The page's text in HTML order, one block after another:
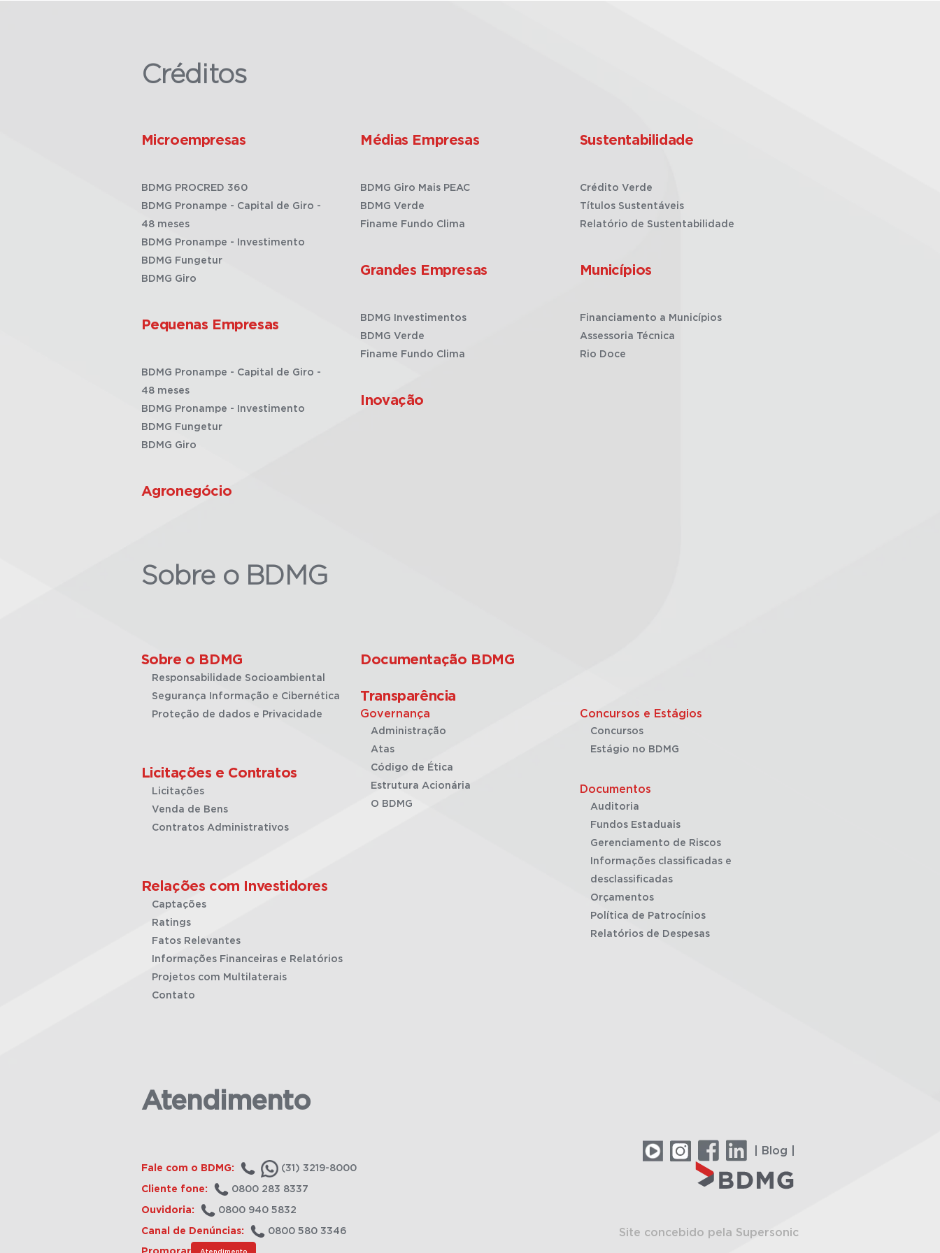
Créditos
Microempresas
BDMG PROCRED 360
BDMG Pronampe - Capital de Giro -
48 meses
BDMG Pronampe - Investimento
BDMG Fungetur
BDMG Giro
Pequenas Empresas
BDMG Pronampe - Capital de Giro -
48 meses
BDMG Pronampe - Investimento
BDMG Fungetur
BDMG Giro
Agronegócio
Médias Empresas
BDMG Giro Mais PEAC
BDMG Verde
Finame Fundo Clima
Grandes Empresas
BDMG Investimentos
BDMG Verde
Finame Fundo Clima
Inovação
Sustentabilidade
Crédito Verde
Títulos Sustentáveis
Relatório de Sustentabilidade
Municípios
Financiamento a Municípios
Assessoria Técnica
Rio Doce
Sobre o BDMG
Sobre o BDMG
Responsabilidade Socioambiental
Segurança Informação e Cibernética
Proteção de dados e Privacidade
Licitações e Contratos
Licitações
Venda de Bens
Contratos Administrativos
Relações com Investidores
Captações
Ratings
Fatos Relevantes
Informações Financeiras e Relatórios
Projetos com Multilaterais
Contato
Documentação BDMG
Transparência
Governança
Administração
Atas
Código de Ética
Estrutura Acionária
O BDMG
Concursos e Estágios
Concursos
Estágio no BDMG
Documentos
Auditoria
Fundos Estaduais
Gerenciamento de Riscos
Informações classificadas e
desclassificadas
Orçamentos
Política de Patrocínios
Relatórios de Despesas
Atendimento
Fale com o BDMG: (31) 3219-8000
Cliente fone: 0800 283 8337
Ouvidoria: 0800 940 5832
Canal de Denúncias: 0800 580 3346
Atendimento
| Blog |
Site concebido pela Supersonic